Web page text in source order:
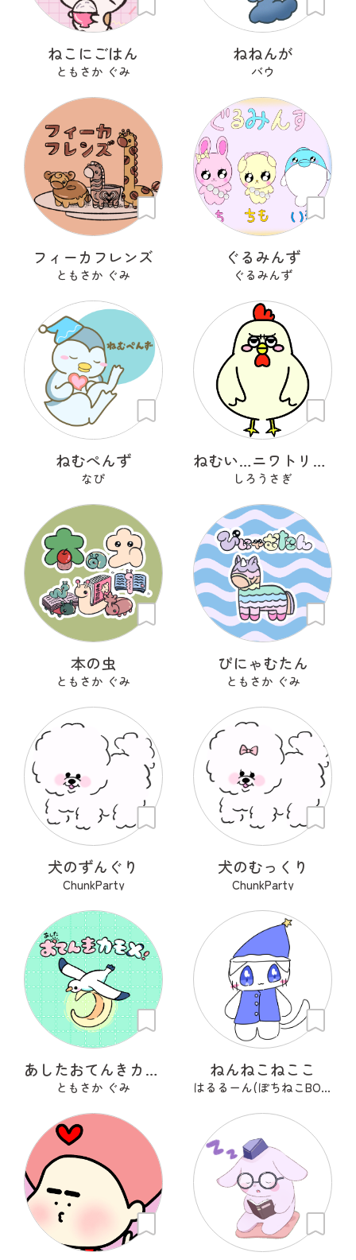
ねこにごはん
ともさか ぐみ
ねねんが
バウ
フィーカフレンズ
ともさか ぐみ
ぐるみんず
ぐるみんず
ねむぺんず
なぴ
ねむい…ニワトリさん
しろうさぎ
本の虫
ともさか ぐみ
ぴにゃむたん
ともさか ぐみ
犬のずんぐり
ChunkParty
犬のむっくり
ChunkParty
あしたおてんきカモメ
ともさか ぐみ
ねんねこねここ
はるるーん(ぽちねこBOOKS)